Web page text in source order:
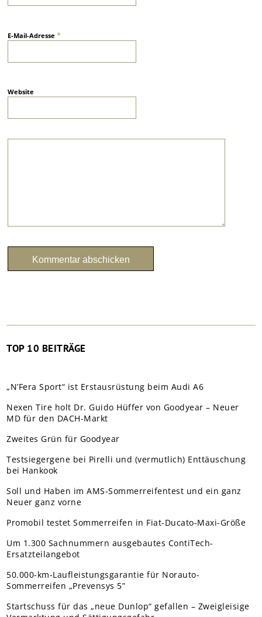
E-Mail-Adresse*
Website
TOP 10 BEITRÄGE
„N’Fera Sport“ ist Erstausrüstung beim Audi A6
Nexen Tire holt Dr. Guido Hüffer von Goodyear – Neuer
MD für den DACH-Markt
Zweites Grün für Goodyear
Testsiegergene bei Pirelli und (vermutlich) Enttäuschung
bei Hankook
Soll und Haben im AMS-Sommerreifentest und ein ganz
Neuer ganz vorne
Promobil testet Sommerreifen in Fiat-Ducato-Maxi-Größe
Um 1.300 Sachnummern ausgebautes ContiTech-
Ersatzteilangebot
50.000-km-Laufleistungsgarantie für Norauto-
Sommerreifen „Prevensys 5”
Startschuss für das „neue Dunlop“ gefallen – Zweigleisige